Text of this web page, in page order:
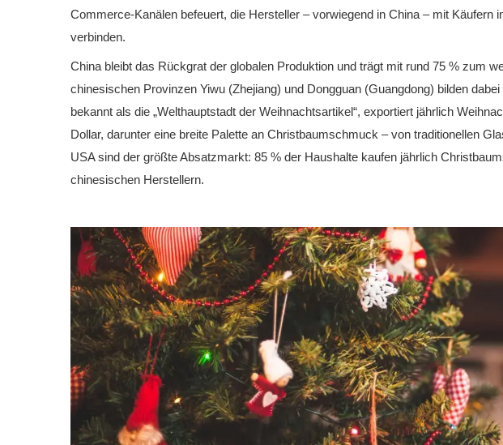
Commerce-Kanälen befeuert, die Hersteller – vorwiegend in China – mit Käufern
verbinden.
China bleibt das Rückgrat der globalen Produktion und trägt mit rund 75 % zum
chinesischen Provinzen Yiwu (Zhejiang) und Dongguan (Guangdong) bilden
bekannt als die „Welthauptstadt der Weihnachtsartikel“, exportiert jährlich
Dollar, darunter eine breite Palette an Christbaumschmuck – von traditionellen
USA sind der größte Absatzmarkt: 85 % der Haushalte kaufen jährlich
chinesischen Herstellern.